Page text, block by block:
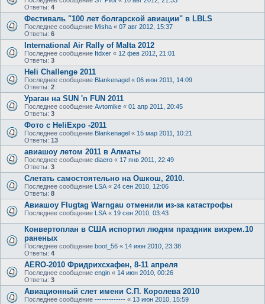
Ответы: 4
Фестиваль "100 лет болгарской авиации" в LBLS
Последнее сообщение Misha « 07 авг 2012, 15:37
Ответы: 6
International Air Rally of Malta 2012
Последнее сообщение Itdxer « 12 фев 2012, 21:01
Ответы: 3
Heli Challenge 2011
Последнее сообщение Blankenagel « 06 июн 2011, 14:09
Ответы: 2
Ураган на SUN 'n FUN 2011
Последнее сообщение Avtomike « 01 апр 2011, 20:45
Ответы: 3
Фото c HeliExpo -2011
Последнее сообщение Blankenagel « 15 мар 2011, 10:21
Ответы: 13
авиашоу летом 2011 в Алматы
Последнее сообщение diaero « 17 янв 2011, 22:49
Ответы: 3
Слетать самостоятельно на Ошкош, 2010.
Последнее сообщение LSA « 24 сен 2010, 12:06
Ответы: 8
Авиашоу Flugtag Warngau отменили из-за катастрофы
Последнее сообщение LSA « 19 сен 2010, 03:43
Конвертоплан в США испортил людям праздник вихрем.10
раненых
Последнее сообщение boot_56 « 14 июн 2010, 23:38
Ответы: 4
AERO-2010 Фридрихсхафен, 8-11 апреля
Последнее сообщение engin « 14 июн 2010, 00:26
Ответы: 3
Авиационный слет имени С.П. Королева 2010
Последнее сообщение ------------- « 13 июн 2010, 15:59